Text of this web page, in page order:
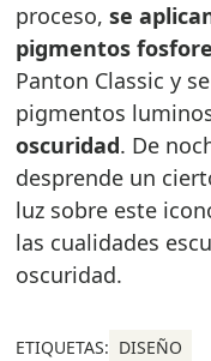
proceso, se
pigmentos
Panton Classic y
pigmentos
oscuridad. De
desprende un
luz sobre este
las cualidades
oscuridad.
ETIQUETAS: DISEÑO